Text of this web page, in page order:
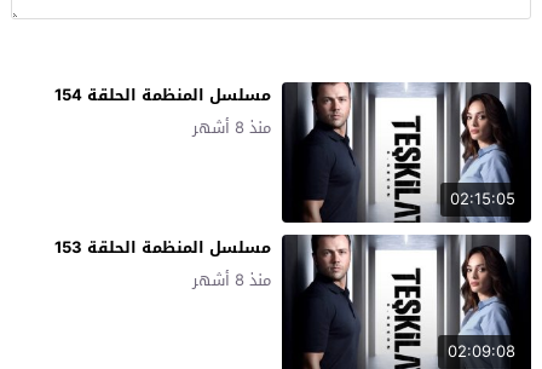
02:15:05
مسلسل المنظمة الحلقة 154
منذ 8 أشهر
02:09:08
مسلسل المنظمة الحلقة 153
منذ 8 أشهر